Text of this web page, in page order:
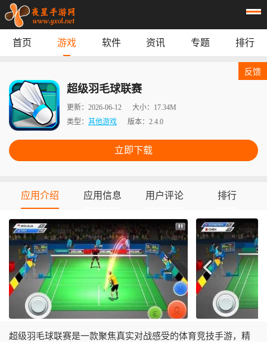
专题 榜单
首页 游戏 软件 资讯 专题 排行
超级羽毛球联赛
更新： 2026-06-12 大小： 17.34M
类型： 其他游戏 版本： 2.4.0
立即下载
反馈
应用介绍 应用信息 用户评论 排行
超级羽毛球联赛是一款聚焦真实对战感受的体育竞技手游，精